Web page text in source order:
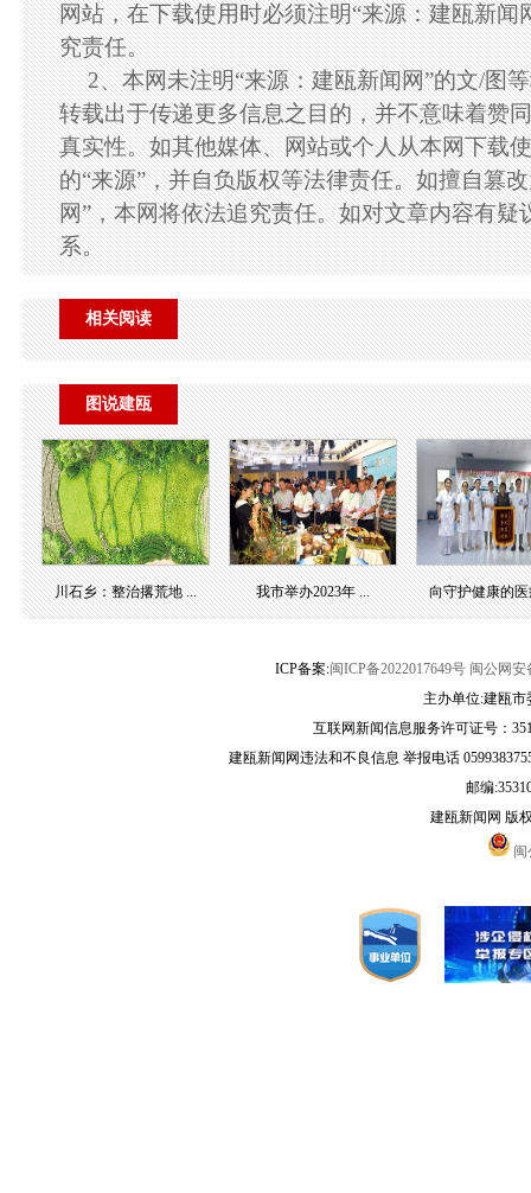
网站，在下载使用时必须注明“来源：建瓯新闻
究责任。
2、本网未注明“来源：建瓯新闻网”的文/图
转载出于传递更多信息之目的，并不意味着赞
真实性。如其他媒体、网站或个人从本网下载
的“来源”，并自负版权等法律责任。如擅自篡
网”，本网将依法追究责任。如对文章内容有疑
系。
相关阅读
图说建瓯
川石乡：整治撂荒地 ... 我市举办2023年 ... 向守护健康的医
ICP备案:闽ICP备2022017649号 闽公网安
主办单位:建瓯
互联网新闻信息服务许可证号：
建瓯新闻网违法和不良信息 举报电话
邮编
建瓯新闻网 版
闽